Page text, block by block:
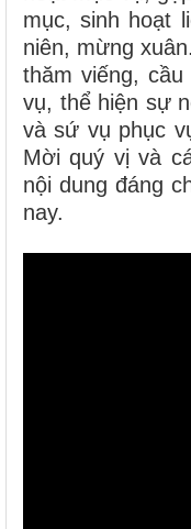
mục, sinh hoạt
niên, mừng
thăm viếng,
vụ, thể hiện sự
và sứ vụ phục
Mời quý vị và
nội dung đáng
nay.